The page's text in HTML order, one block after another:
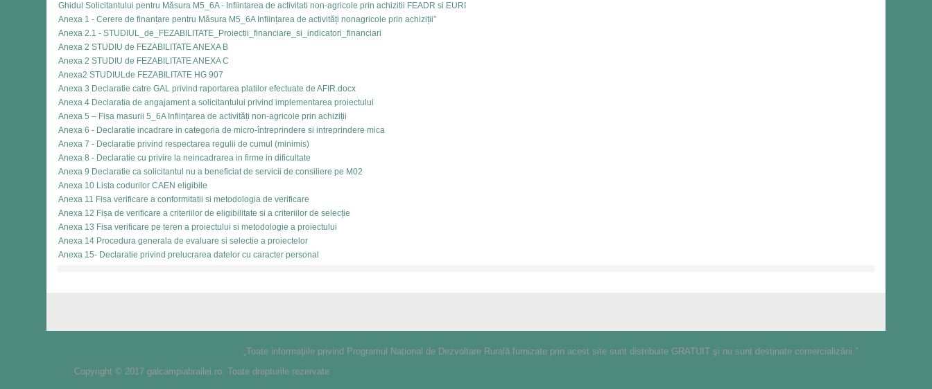
Ghidul Solicitantului pentru Măsura M5_6A - Infiintarea de activitati non-agricole prin achizitii FEADR si EURI
Anexa 1 - Cerere de finanțare pentru Măsura M5_6A Inființarea de activități nonagricole prin achiziții”
Anexa 2.1 - STUDIUL_de_FEZABILITATE_Proiectii_financiare_si_indicatori_financiari
Anexa 2 STUDIU de FEZABILITATE ANEXA B
Anexa 2 STUDIU de FEZABILITATE ANEXA C
Anexa2 STUDIULde FEZABILITATE HG 907
Anexa 3 Declaratie catre GAL privind raportarea platilor efectuate de AFIR.docx
Anexa 4 Declaratia de angajament a solicitantului privind implementarea proiectului
Anexa 5 – Fisa masurii 5_6A Inființarea de activități non-agricole prin achiziții
Anexa 6 - Declaratie incadrare in categoria de micro-întreprindere si intreprindere mica
Anexa 7 - Declaratie privind respectarea regulii de cumul (minimis)
Anexa 8 - Declaratie cu privire la neincadrarea in firme in dificultate
Anexa 9 Declaratie ca solicitantul nu a beneficiat de servicii de consiliere pe M02
Anexa 10 Lista codurilor CAEN eligibile
Anexa 11 Fisa verificare a conformitatii si metodologia de verificare
Anexa 12 Fișa de verificare a criteriilor de eligibilitate si a criteriilor de selecție
Anexa 13 Fisa verificare pe teren a proiectului si metodologie a proiectului
Anexa 14 Procedura generala de evaluare si selectie a proiectelor
Anexa 15- Declaratie privind prelucrarea datelor cu caracter personal
„Toate informaţiile privind Programul Național de Dezvoltare Rurală furnizate prin acest site sunt distribuite GRATUIT şi nu sunt destinate comercializării.”
Copyright © 2017 galcampiabrailei.ro. Toate drepturile rezervate